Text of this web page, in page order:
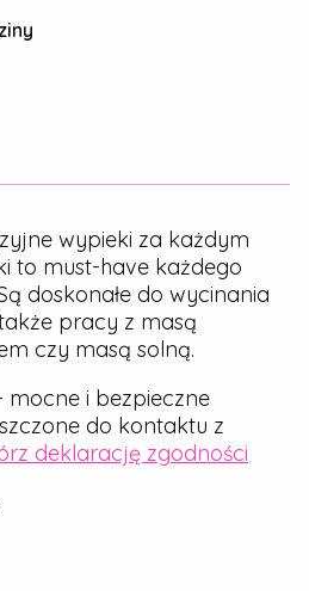
wypieki za każdym
to must-have każdego
doskonałe do wycinania
pracy z masą
czy masą solną.
mocne i bezpieczne
do kontaktu z
deklarację zgodności